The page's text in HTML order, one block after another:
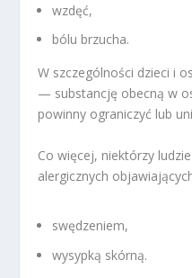
wzdęć,
bólu brzucha.
W szczególności dzieci i
— substancję obecną w
powinny ograniczyć lub
Co więcej, niektórzy
alergicznych
swędzeniem,
wysypką skórną.